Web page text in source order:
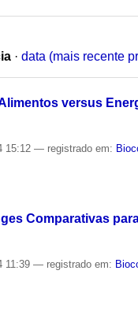
· data (mais recente
versus
15:12— registrado em:
Comparativas
11:39— registrado em: